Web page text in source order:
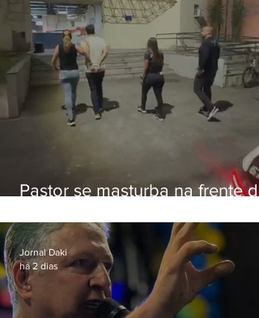
Pastor se masturba na frente de
Jornal Daki
há 2 dias